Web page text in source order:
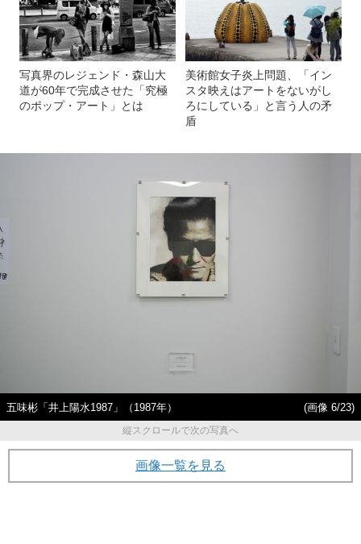
写真界のレジェンド・森山大
道が60年で完成させた「究極
のポップ・アート」とは
美術館女子炎上問題、「イン
スタ映えはアートをないがし
ろにしている」と言う人の矛
盾
五味彬「井上陽水1987」（1987年）
(画像 6/23)
縦スクロールで次の写真へ
画像一覧を見る